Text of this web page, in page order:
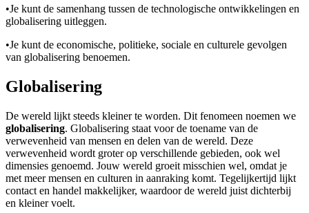
•Je kunt de samenhang tussen de technologische ontwikkelingen en
globalisering uitleggen.
•Je kunt de economische, politieke, sociale en culturele gevolgen
van globalisering benoemen.
Globalisering
De wereld lijkt steeds kleiner te worden. Dit fenomeen noemen we
globalisering. Globalisering staat voor de toename van de
verwevenheid van mensen en delen van de wereld. Deze
verwevenheid wordt groter op verschillende gebieden, ook wel
dimensies genoemd. Jouw wereld groeit misschien wel, omdat je
met meer mensen en culturen in aanraking komt. Tegelijkertijd lijkt
contact en handel makkelijker, waardoor de wereld juist dichterbij
en kleiner voelt.